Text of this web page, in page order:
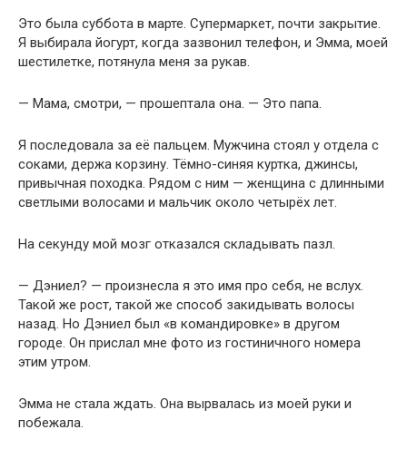
Это была суббота в марте. Супермаркет, почти закрытие.
Я выбирала йогурт, когда зазвонил телефон, и Эмма, моей
шестилетке, потянула меня за рукав.
— Мама, смотри, — прошептала она. — Это папа.
Я последовала за её пальцем. Мужчина стоял у отдела с
соками, держа корзину. Тёмно-синяя куртка, джинсы,
привычная походка. Рядом с ним — женщина с длинными
светлыми волосами и мальчик около четырёх лет.
На секунду мой мозг отказался складывать пазл.
— Дэниел? — произнесла я это имя про себя, не вслух.
Такой же рост, такой же способ закидывать волосы
назад. Но Дэниел был «в командировке» в другом
городе. Он прислал мне фото из гостиничного номера
этим утром.
Эмма не стала ждать. Она вырвалась из моей руки и
побежала.